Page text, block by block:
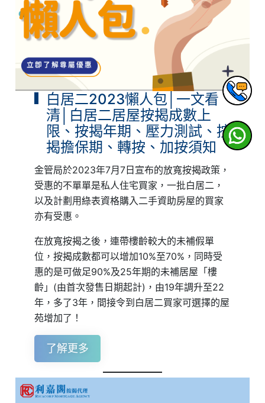
白居二2023懶人包│一文看
清│白居二居屋按揭成數上
限、按揭年期、壓力測試、按
揭擔保期、轉按、加按須知
金管局於2023年7月7日宣布的放寬按揭政策，
受惠的不單單是私人住宅買家，一批白居二，
以及計劃用綠表資格購入二手資助房屋的買家
亦有受惠。
在放寬按揭之後，連帶樓齡較大的未補假單
位，按揭成數都可以增加10%至70%，同時受
惠的是可做足90%及25年期的未補居屋「樓
齡」(由首次發售日期起計)，由19年調升至22
年，多了3年，間接令到白居二買家可選擇的屋
苑增加了！
了解更多